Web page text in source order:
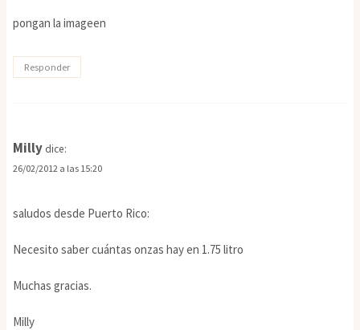
pongan la imageen
Responder
Milly dice:
26/02/2012 a las 15:20
saludos desde Puerto Rico:
Necesito saber cuántas onzas hay en 1.75 litro
Muchas gracias.
Milly